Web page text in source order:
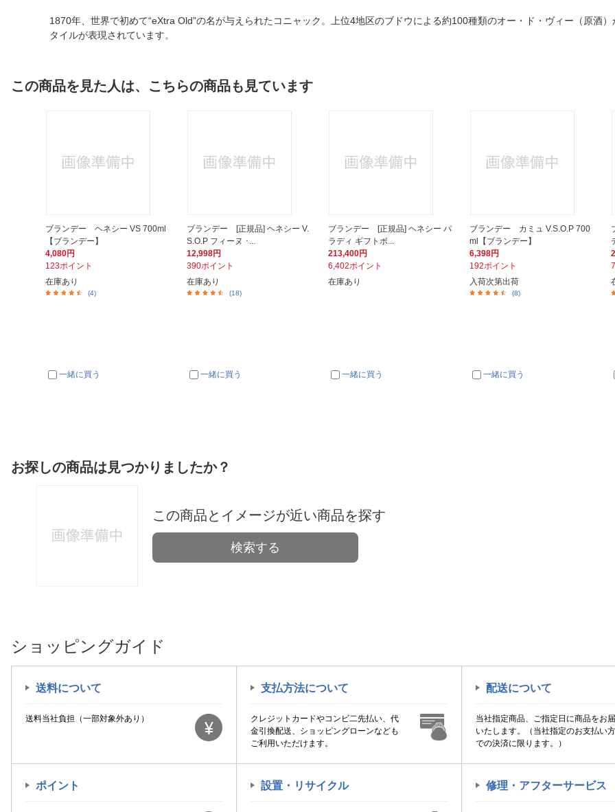
1870年、世界で初めて“eXtra Old”の名が与えられたコニャック。上位4地区のブドウによる約100種類のオー・ド・ヴィー（原酒
タイルが表現されています。
この商品を見た人は、こちらの商品も見ています
ブランデー ヘネシー VS 700ml
【ブランデー】
4,080円
123ポイント
在庫あり
(4)
一緒に買う
ブランデー [正規品] ヘネシー V.
S.O.P フィーヌ ･...
12,998円
390ポイント
在庫あり
(18)
一緒に買う
ブランデー [正規品] ヘネシー パ
ラディ ギフトボ...
213,400円
6,402ポイント
在庫あり
一緒に買う
ブランデー カミュ V.S.O.P 700
ml【ブランデー】
6,398円
192ポイント
入荷次第出荷
(8)
一緒に買う
お探しの商品は見つかりましたか？
この商品とイメージが近い商品を探す
検索する
ショッピングガイド
送料について
送料当社負担（一部対象外あり）
支払方法について
クレジットカードやコンビ二先払い、代
金引換配送、ショッピングローンなども
ご利用いただけます。
配送について
当社指定商品、ご指定日に商品をお
いたします。（当社指定のお支払い
での決済に限ります。）
ポイント 設置・リサイクル 修理・アフターサービス